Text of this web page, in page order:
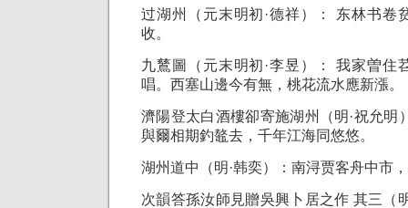
过湖州（元末明初·德祥）： 东林书卷
收。
九鶿圖（元末明初·李昱）： 我家曽住
唱。西塞山邊今有無，桃花流水應新漲。
濟陽登太白酒樓卻寄施湖州（明·祝允明
與爾相期釣鼇去，千年江海同悠悠。
湖州道中（明·韩奕）：南浔贾客舟中市
次韻答孫汝師見贈吳興卜居之作 其三（